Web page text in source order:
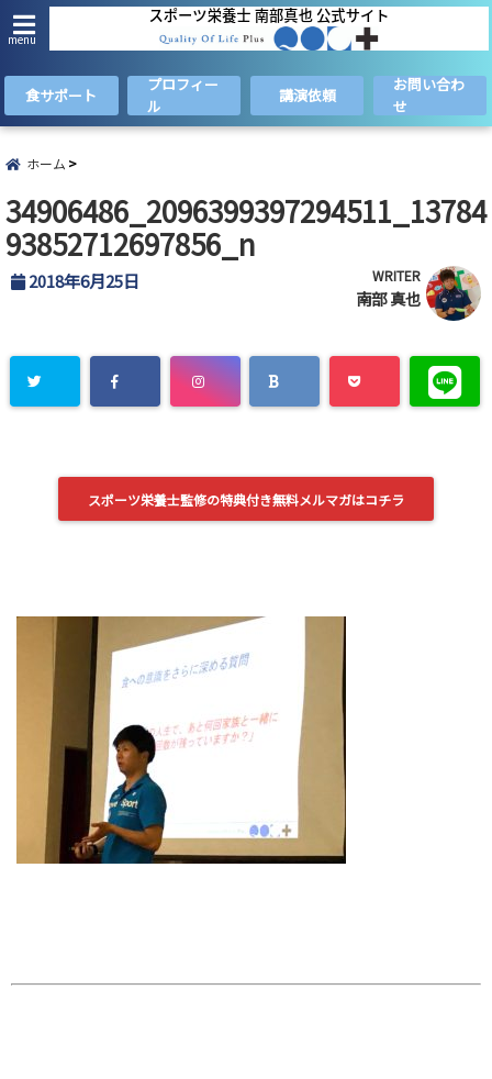
menu
食サポート
プロフィー
ル
講演依頼
お問い合わ
せ
ホーム
34906486_2096399397294511_13784
93852712697856_n
2018年6月25日 WRITER
南部 真也
スポーツ栄養士監修の特典付き無料メルマガはコチラ